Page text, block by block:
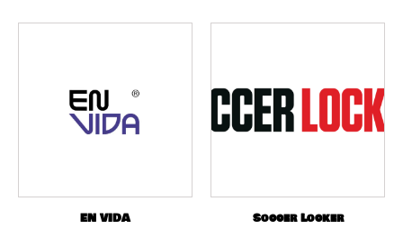
EN VIDA Soccer Locker